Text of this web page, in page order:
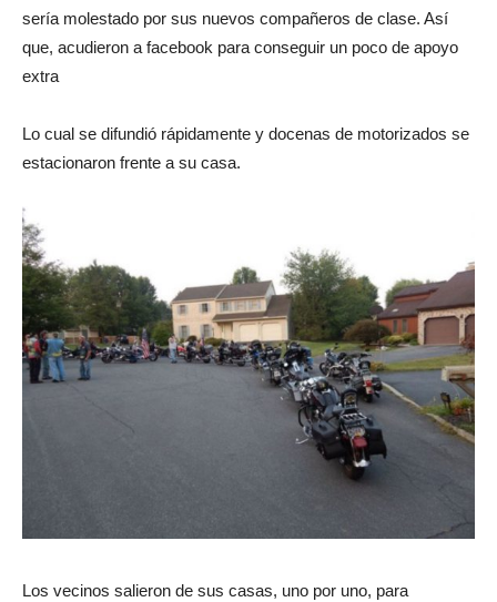
sería molestado por sus nuevos compañeros de clase. Así
que, acudieron a facebook para conseguir un poco de apoyo
extra
Lo cual se difundió rápidamente y docenas de motorizados se
estacionaron frente a su casa.
Los vecinos salieron de sus casas, uno por uno, para